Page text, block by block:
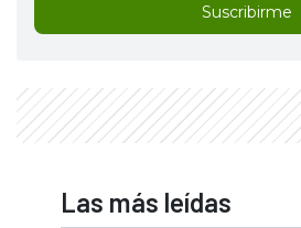
Suscribirme
Las más leídas